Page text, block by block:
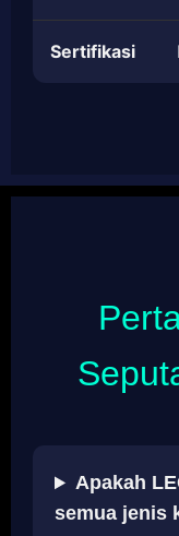
Sertifikasi
Apakah
semua jenis